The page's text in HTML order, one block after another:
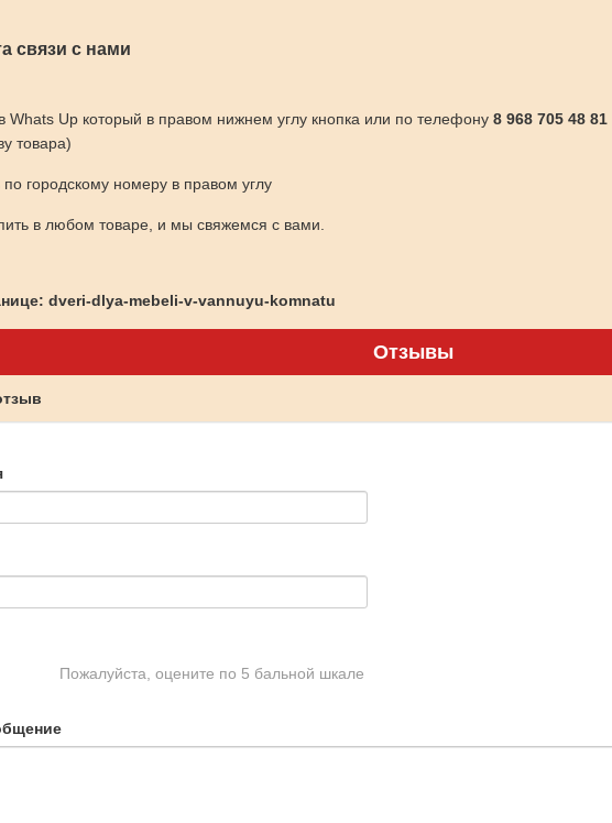
связи с нами
Whats Up который в правом нижнем углу кнопка или по телефону 8 968 705 48 81
товара)
по городскому номеру в правом углу
в любом товаре, и мы свяжемся с вами.
dveri-dlya-mebeli-v-vannuyu-komnatu
Отзывы
Пожалуйста, оцените по 5 бальной шкале